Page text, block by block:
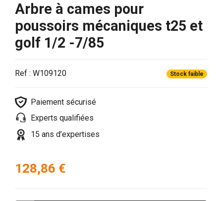
Arbre à cames pour
poussoirs mécaniques t25 et
golf 1/2 -7/85
Ref : W109120 Stock faible
Paiement sécurisé
Experts qualifiées
15 ans d’expertises
128,86 €